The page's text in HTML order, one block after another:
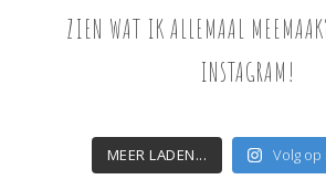
ZIEN WAT IK ALLEMAAL
INSTAGRAM!
MEER LADEN... Volg op